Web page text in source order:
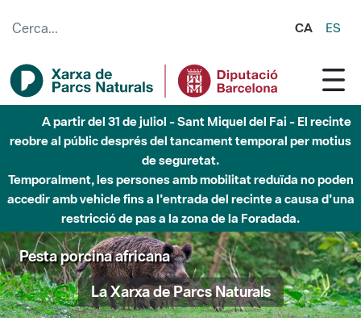
CA ES
A partir del 31 de juliol - Sant Miquel del Fai - El recinte
reobre al públic després del tancament temporal per motius
de seguretat.
Temporalment, les persones amb mobilitat reduïda no poden
accedir amb vehicle fins a l'entrada del recinte a causa d'una
restricció de pas a la zona de la Foradada.
Pesta porcina africana
La Xarxa de Parcs Naturals